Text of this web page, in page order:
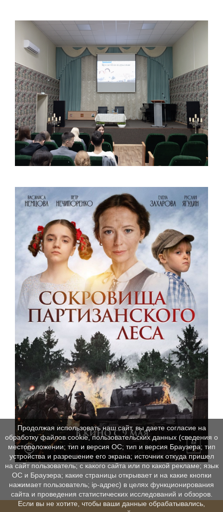
Продолжая использовать наш сайт, вы даете согласие на
обработку файлов cookie, пользовательских данных (сведения о
местоположении; тип и версия ОС; тип и версия Браузера; тип
устройства и разрешение его экрана; источник откуда пришел
на сайт пользователь; с какого сайта или по какой рекламе; язык
ОС и Браузера; какие страницы открывает и на какие кнопки
нажимает пользователь; ip-адрес) в целях функционирования
сайта и проведения статистических исследований и обзоров.
Если вы не хотите, чтобы ваши данные обрабатывались,